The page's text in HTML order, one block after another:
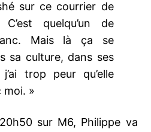
sur ce courrier de
quelqu’un de
Mais là ça se
sa culture, dans ses
j’ai trop peur qu’elle
moi. »
sur M6, Philippe va